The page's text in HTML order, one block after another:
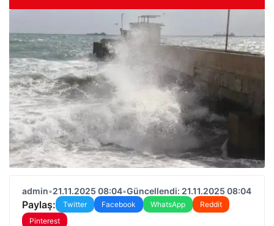
admin•21.11.2025 08:04•Güncellendi: 21.11.2025 08:04
Paylaş: Twitter Facebook WhatsApp
Reddit
Pinterest